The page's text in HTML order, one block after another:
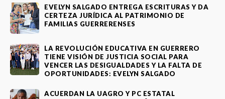
EVELYN SALGADO ENTREGA ESCRITURAS Y DA
CERTEZA JURÍDICA AL PATRIMONIO DE
FAMILIAS GUERRERENSES
LA REVOLUCIÓN EDUCATIVA EN GUERRERO
TIENE VISIÓN DE JUSTICIA SOCIAL PARA
VENCER LAS DESIGUALDADES Y LA FALTA DE
OPORTUNIDADES: EVELYN SALGADO
ACUERDAN LA UAGRO Y PC ESTATAL